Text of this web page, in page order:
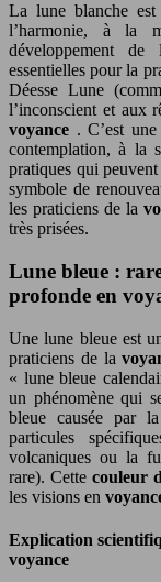
La lune blanche
l’harmonie, à la
développement
essentielles pour la
Déesse Lune
l’inconscient et aux
voyance . C’est une
contemplation, à la
pratiques qui
symbole de
les praticiens de la
très prisées.
Lune bleue :
profonde en
Une lune bleue est
praticiens de la
« lune bleue
un phénomène qui
bleue causée par
particules
volcaniques ou la
rare). Cette couleur
les visions en
Explication
voyance